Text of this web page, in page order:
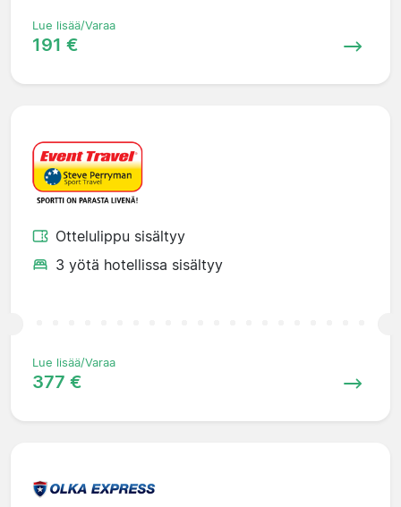
Lue lisää/Varaa
191 €
Ottelulippu sisältyy
3 yötä hotellissa sisältyy
Lue lisää/Varaa
377 €